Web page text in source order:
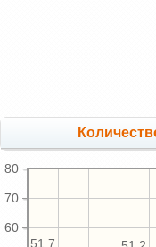
60
70
80
51.7